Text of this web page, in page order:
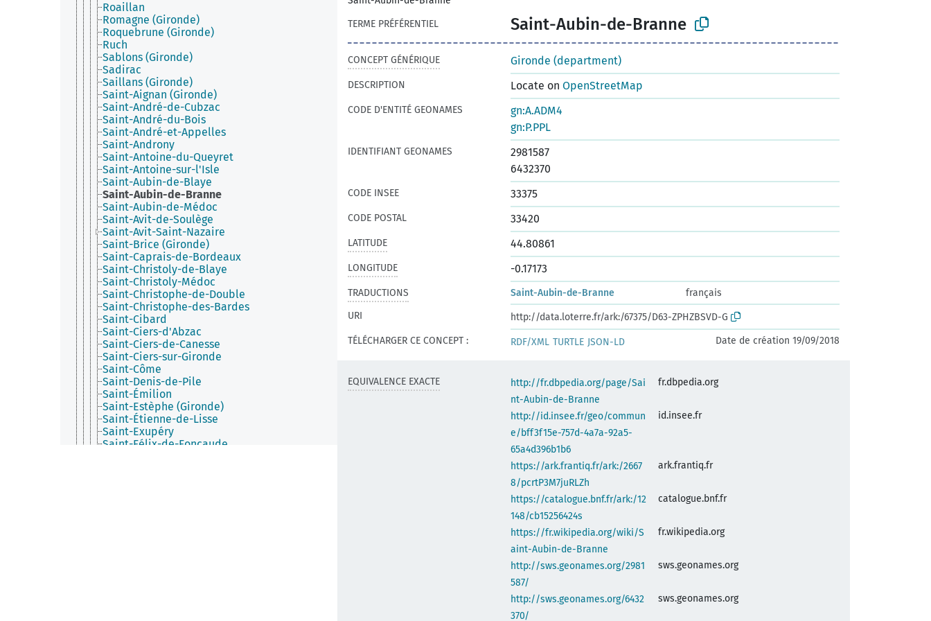
Roaillan
Romagne (Gironde)
Roquebrune (Gironde)
Ruch
Sablons (Gironde)
Sadirac
Saillans (Gironde)
Saint-Aignan (Gironde)
Saint-André-de-Cubzac
Saint-André-du-Bois
Saint-André-et-Appelles
Saint-Androny
Saint-Antoine-du-Queyret
Saint-Antoine-sur-l'Isle
Saint-Aubin-de-Blaye
Saint-Aubin-de-Branne
Saint-Aubin-de-Médoc
Saint-Avit-de-Soulège
Saint-Avit-Saint-Nazaire
Saint-Brice (Gironde)
Saint-Caprais-de-Bordeaux
Saint-Christoly-de-Blaye
Saint-Christoly-Médoc
Saint-Christophe-de-Double
Saint-Christophe-des-Bardes
Saint-Cibard
Saint-Ciers-d'Abzac
Saint-Ciers-de-Canesse
Saint-Ciers-sur-Gironde
Saint-Côme
Saint-Denis-de-Pile
Saint-Émilion
Saint-Estèphe (Gironde)
Saint-Étienne-de-Lisse
Saint-Exupéry
Saint-Félix-de-Foncaude
TERME PRÉFÉRENTIEL
Saint-Aubin-de-Branne
CONCEPT GÉNÉRIQUE Gironde (department)
DESCRIPTION Locate on OpenStreetMap
CODE D'ENTITÉ GEONAMES
gn:A.ADM4
gn:P.PPL
IDENTIFIANT GEONAMES
2981587
6432370
CODE INSEE 33375
CODE POSTAL 33420
LATITUDE 44.80861
LONGITUDE -0.17173
TRADUCTIONS Saint-Aubin-de-Branne
français
URI
http://data.loterre.fr/ark:/67375/D63-ZPHZBSVD-G
TÉLÉCHARGER CE CONCEPT :
RDF/XML TURTLE JSON-LD Date de création 19/09/2018
EQUIVALENCE EXACTE
http://fr.dbpedia.org/page/Sai
nt-Aubin-de-Branne
fr.dbpedia.org
http://id.insee.fr/geo/commun
e/bff3f15e-757d-4a7a-92a5-
65a4d396b1b6
id.insee.fr
https://ark.frantiq.fr/ark:/2667
8/pcrtP3M7juRLZh
ark.frantiq.fr
https://catalogue.bnf.fr/ark:/12
148/cb15256424s
catalogue.bnf.fr
https://fr.wikipedia.org/wiki/S
aint-Aubin-de-Branne
fr.wikipedia.org
http://sws.geonames.org/2981
587/
sws.geonames.org
http://sws.geonames.org/6432
370/
sws.geonames.org